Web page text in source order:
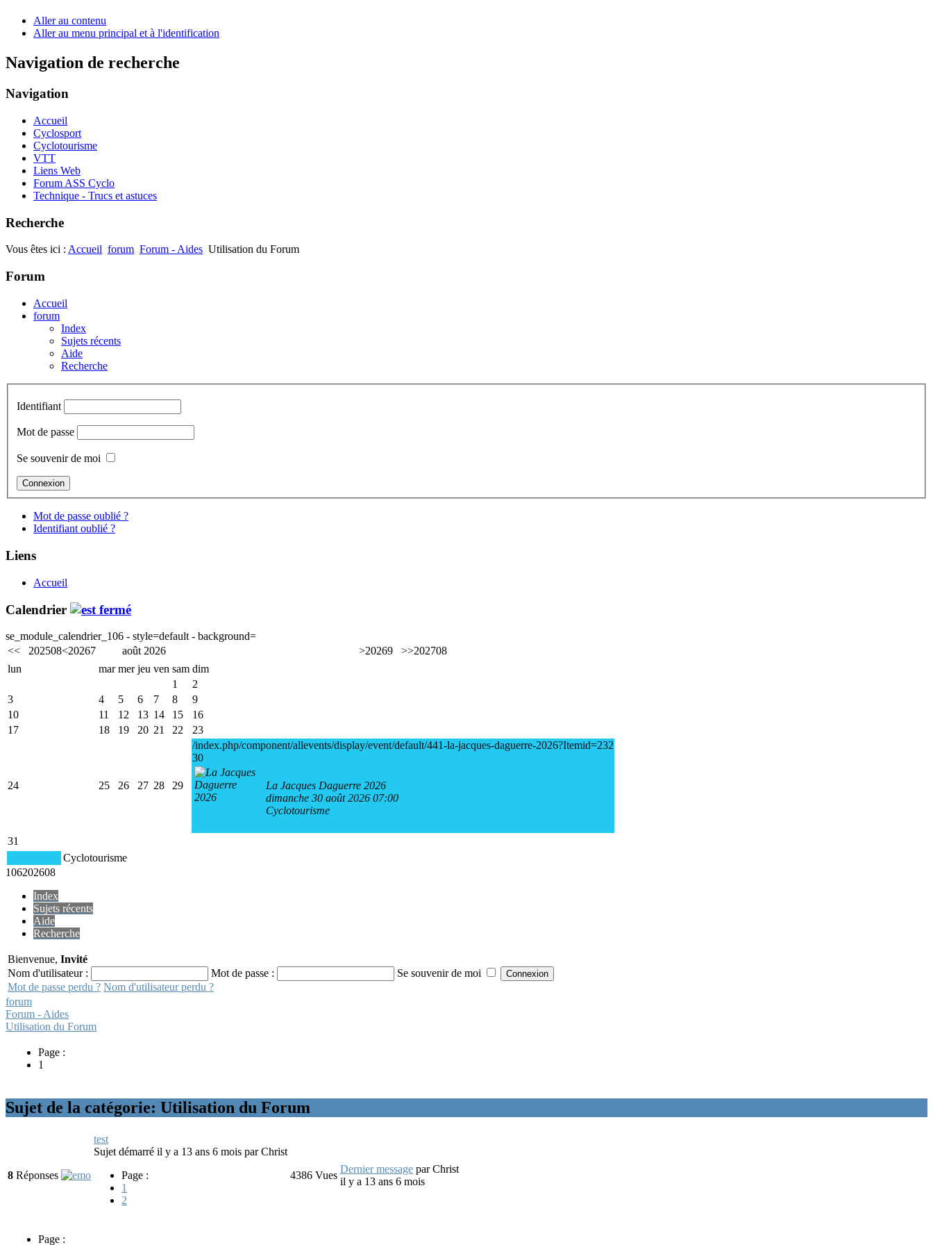
Aller au contenu
Aller au menu principal et à l'identification
Navigation de recherche
Navigation
Accueil
Cyclosport
Cyclotourisme
VTT
Liens Web
Forum ASS Cyclo
Technique - Trucs et astuces
Recherche
Vous êtes ici : Accueil forum Forum - Aides Utilisation du Forum
Forum
Accueil
forum
Index
Sujets récents
Aide
Recherche
Identifiant
Mot de passe
Se souvenir de moi
Mot de passe oublié ?
Identifiant oublié ?
Liens
Accueil
Calendrier
se_module_calendrier_106 - style=default - background=
<< 202508<20267 août 2026 >20269 >>202708
lun
mar mer jeu ven sam dim
1
2
3
4 5 6 7 8
9
10
11 12 13 14 15
16
17
18 19 20 21 22 23
24 25 26 27 28 29
/index.php/component/allevents/display/event/default/441-la-jacques-daguerre-2026?Itemid=232
30
La Jacques Daguerre 2026
dimanche 30 août 2026 07:00
Cyclotourisme
31
Cyclotourisme
106202608
Index
Sujets récents
Aide
Recherche
Bienvenue, Invité
Nom d'utilisateur :
Mot de passe :
Se souvenir de moi
Mot de passe perdu ? Nom d'utilisateur perdu ?
forum
Forum - Aides
Utilisation du Forum
Page :
1
Sujet de la catégorie: Utilisation du Forum
8 Réponses
test
Sujet démarré il y a 13 ans 6 mois parChrist
Page :
1
2
4386 Vues
Dernier message parChrist
il y a 13 ans 6 mois
Page :